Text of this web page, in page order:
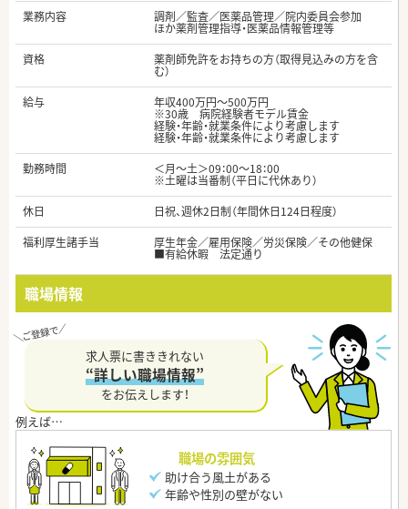
業務内容
調剤／監査／医薬品管理／院内委員会参加
ほか薬剤管理指導・医薬品情報管理等
資格
薬剤師免許をお持ちの方（取得見込みの方を含
む）
給与
年収400万円～500万円
※30歳 病院経験者モデル賃金
経験・年齢・就業条件により考慮します
経験・年齢・就業条件により考慮します
勤務時間
＜月～土＞09：00～18：00
※土曜は当番制（平日に代休あり）
休日
日祝、週休2日制（年間休日124日程度）
福利厚生諸手当
厚生年金／雇用保険／労災保険／その他健保
■有給休暇 法定通り
職場情報
求人票に書ききれない
“詳しい職場情報”
をお伝えします！
職場の雰囲気
助け合う風土がある
年齢や性別の壁がない